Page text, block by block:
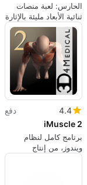
الحارس: لعبة منصات
ثنائية الأبعاد مليئة بالإثارة
والحركة
4.4
دفع
iMuscle 2
برنامج كامل لنظام
ويندوز، من إنتاج
3D4Medical.